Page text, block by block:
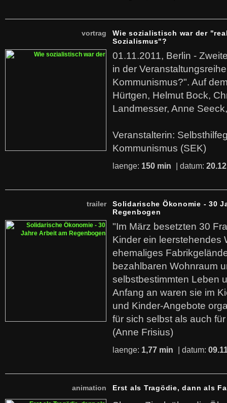
vortrag
Wie sozialistisch war der
Sozialismus"?
01.11.2011, Berlin -
in der
Kommunismus?". Auf
Hürtgen, Helmut Bock,
Landmesser, Anne
Veranstalterin:
Kommunismus (SEK)
laenge: 150 min | datum:
trailer
Solidarische Ökonomie - 30
Regenbogen
"Im März besetzten 30
Kinder ein leerstehendes
ehemaliges
bezahlbaren Wohnraum
selbstbestimmten Leben
Anfang an waren sie im
und Kinder-Angebote
für sich selbst als auch
(Anne Frisius)
laenge: 1,77 min | datum:
animation Erst als Tragödie, dann als